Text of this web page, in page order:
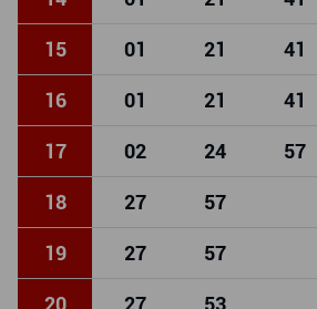
15 01 21 41
16 01 21 41
17 02 24 57
18 27 57
19 27 57
20 27 53